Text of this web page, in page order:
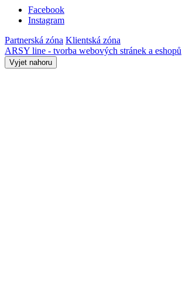
Facebook
Instagram
Partnerská zóna Klientská zóna
ARSY line - tvorba webových stránek a eshopů
Vyjet nahoru